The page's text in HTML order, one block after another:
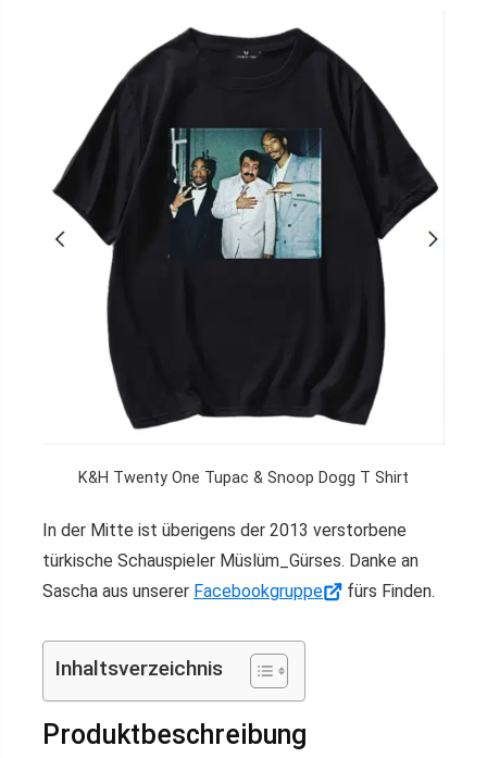
K&H Twenty One Tupac & Snoop Dogg T Shirt
In der Mitte ist überigens der 2013 verstorbene
türkische Schauspieler Müslüm_Gürses. Danke an
Sascha aus unserer Facebookgruppe fürs Finden.
Inhaltsverzeichnis
Produktbeschreibung